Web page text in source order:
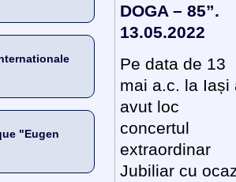
"Eugen
DOGA – 85”.
13.05.2022
Pe data de 13
mai a.c. la Iași
avut loc
concertul
extraordinar
Jubiliar cu